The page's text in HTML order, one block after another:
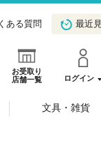
ある質問 最近
お受取り
店舗一覧
ログイン
文具・雑貨